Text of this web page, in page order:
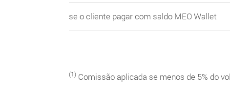
se o cliente pagar com saldo MEO Wallet
(1) Comissão aplicada se menos de 5% do